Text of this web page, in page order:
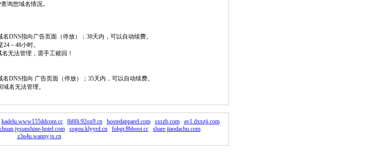
询您域名情况。
DNS指向广告页面（停放）；38天内，可以自动续费。
－48小时。
无法管理，需手工赎回！
DNS指向 广告页面（停放）；35天内，可以自动续费。
名无法管理。
kadelu.www155ddcom.cc 8i60i.92ox9.cn hostedapparel.com sxszb.com
av1.dxxzjj.com
hotel.com sogou.klyyrd.cn fobgr.8bbooi.cc
share.jiaodachu.com
z3u4u.wanny.jx.cn